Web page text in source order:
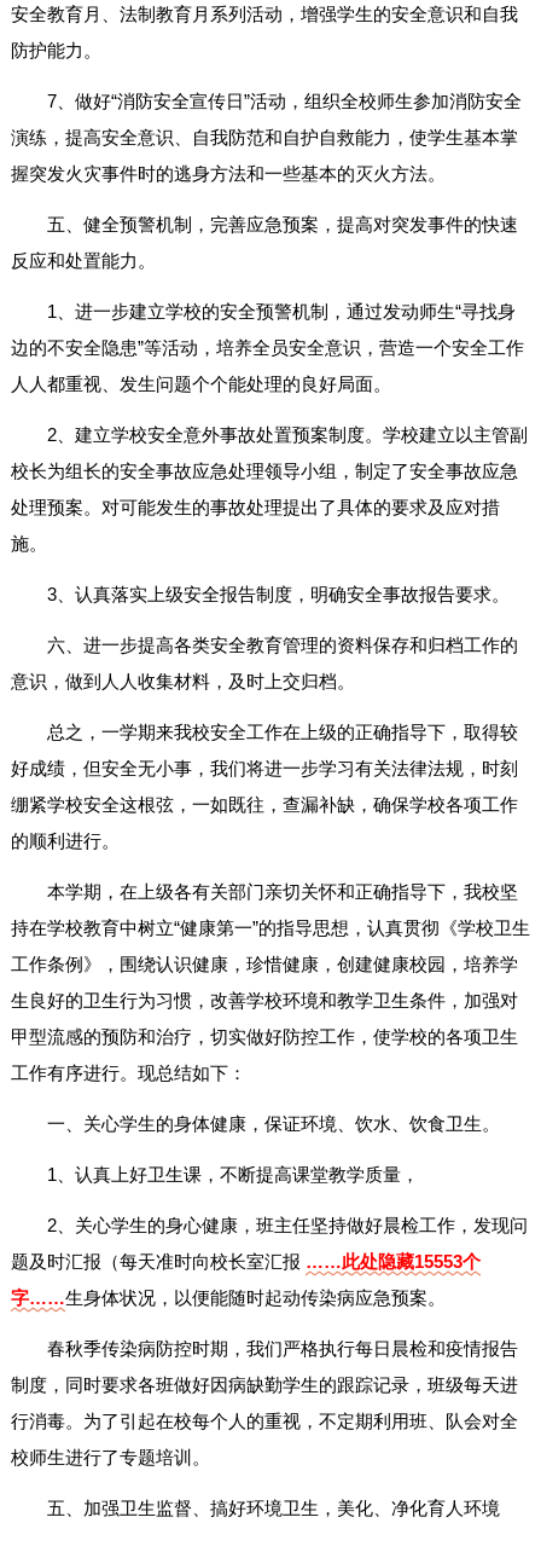
安全教育月、法制教育月系列活动，增强学生的安全意识和自我
防护能力。
7、做好“消防安全宣传日”活动，组织全校师生参加消防安全
演练，提高安全意识、自我防范和自护自救能力，使学生基本掌
握突发火灾事件时的逃身方法和一些基本的灭火方法。
五、健全预警机制，完善应急预案，提高对突发事件的快速
反应和处置能力。
1、进一步建立学校的安全预警机制，通过发动师生“寻找身
边的不安全隐患”等活动，培养全员安全意识，营造一个安全工作
人人都重视、发生问题个个能处理的良好局面。
2、建立学校安全意外事故处置预案制度。学校建立以主管副
校长为组长的安全事故应急处理领导小组，制定了安全事故应急
处理预案。对可能发生的事故处理提出了具体的要求及应对措
施。
3、认真落实上级安全报告制度，明确安全事故报告要求。
六、进一步提高各类安全教育管理的资料保存和归档工作的
意识，做到人人收集材料，及时上交归档。
总之，一学期来我校安全工作在上级的正确指导下，取得较
好成绩，但安全无小事，我们将进一步学习有关法律法规，时刻
绷紧学校安全这根弦，一如既往，查漏补缺，确保学校各项工作
的顺利进行。
本学期，在上级各有关部门亲切关怀和正确指导下，我校坚
持在学校教育中树立“健康第一”的指导思想，认真贯彻《学校卫生
工作条例》，围绕认识健康，珍惜健康，创建健康校园，培养学
生良好的卫生行为习惯，改善学校环境和教学卫生条件，加强对
甲型流感的预防和治疗，切实做好防控工作，使学校的各项卫生
工作有序进行。现总结如下：
一、关心学生的身体健康，保证环境、饮水、饮食卫生。
1、认真上好卫生课，不断提高课堂教学质量，
2、关心学生的身心健康，班主任坚持做好晨检工作，发现问
题及时汇报（每天准时向校长室汇报 ……此处隐藏15553个
字……生身体状况，以便能随时起动传染病应急预案。
春秋季传染病防控时期，我们严格执行每日晨检和疫情报告
制度，同时要求各班做好因病缺勤学生的跟踪记录，班级每天进
行消毒。为了引起在校每个人的重视，不定期利用班、队会对全
校师生进行了专题培训。
五、加强卫生监督、搞好环境卫生，美化、净化育人环境